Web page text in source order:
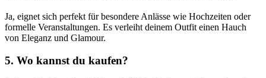
Ja, eignet sich perfekt für besondere Anlässe wie Hochzeiten oder
formelle Veranstaltungen. Es verleiht deinem Outfit einen Hauch
von Eleganz und Glamour.
5. Wo kannst du kaufen?